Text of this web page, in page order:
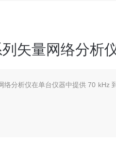
矢量网络分析
络分析仪在单台仪器中提供 70 kHz